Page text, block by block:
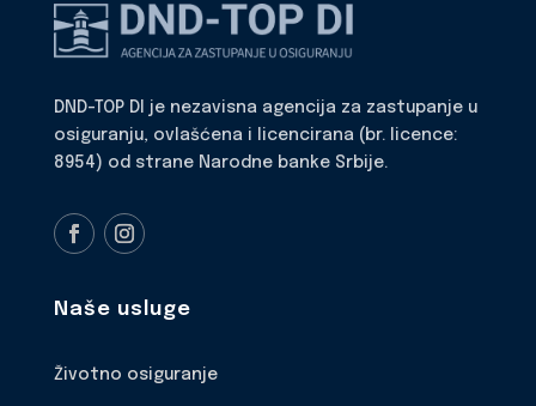
DND-TOP DI je nezavisna agencija za zastupanje u
osiguranju, ovlašćena i licencirana (br. licence:
8954) od strane Narodne banke Srbije.
Naše usluge
Životno osiguranje